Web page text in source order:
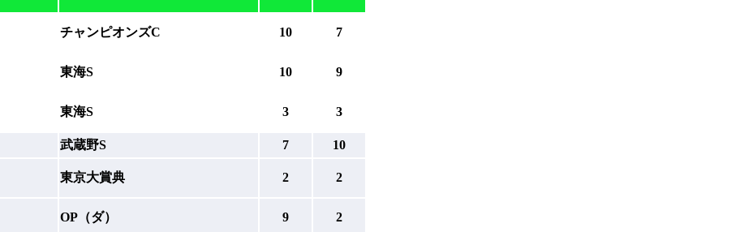
チャンピオンズC 10 7
東海S 10 9
東海S 3 3
武蔵野S 7 10
東京大賞典 2 2
OP（ダ） 9 2